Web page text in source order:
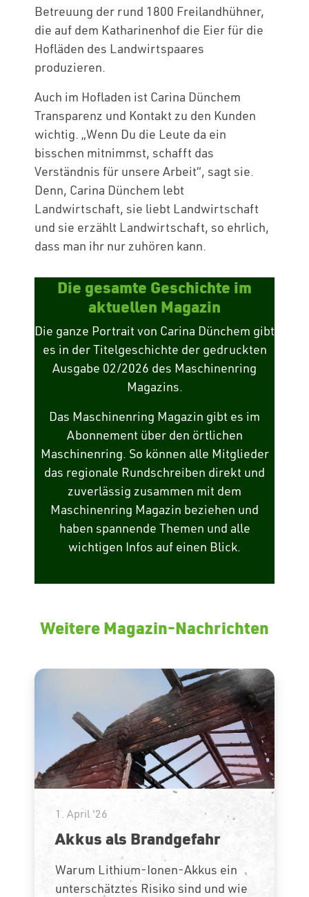
Betreuung der rund 1800 Freilandhühner,
die auf dem Katharinenhof die Eier für die
Hofläden des Landwirtspaares
produzieren.
Auch im Hofladen ist Carina Dünchem
Transparenz und Kontakt zu den Kunden
wichtig. „Wenn Du die Leute da ein
bisschen mitnimmst, schafft das
Verständnis für unsere Arbeit“, sagt sie.
Denn, Carina Dünchem lebt
Landwirtschaft, sie liebt Landwirtschaft
und sie erzählt Landwirtschaft, so ehrlich,
dass man ihr nur zuhören kann.
Die gesamte Geschichte im
aktuellen Magazin
Die ganze Portrait von Carina Dünchem gibt
es in der Titelgeschichte der gedruckten
Ausgabe 02/2026 des Maschinenring
Magazins.
Das Maschinenring Magazin gibt es im
Abonnement über den örtlichen
Maschinenring. So können alle Mitglieder
das regionale Rundschreiben direkt und
zuverlässig zusammen mit dem
Maschinenring Magazin beziehen und
haben spannende Themen und alle
wichtigen Infos auf einen Blick.
Weitere Magazin-Nachrichten
1. April '26
Akkus als Brandgefahr
Warum Lithium-Ionen-Akkus ein
unterschätztes Risiko sind und wie